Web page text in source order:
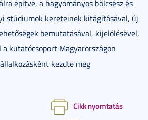
építve, a hagyományos bölcsész és
stúdiumok kereteinek kitágításával, új
bemutatásával, kijelölésével,
kutatócsoport Magyarországon
kezdte meg
Cikk nyomtatás